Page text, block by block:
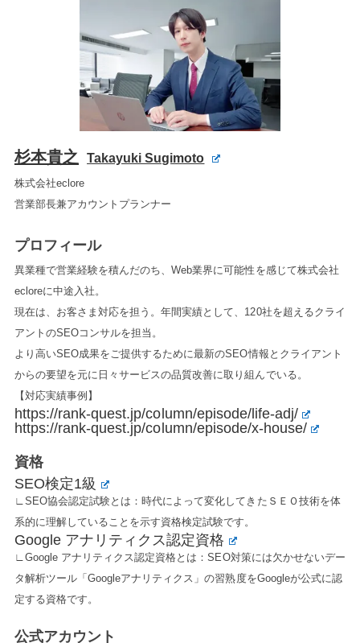
杉本貴之 Takayuki Sugimoto
株式会社eclore
営業部長兼アカウントプランナー
プロフィール
異業種で営業経験を積んだのち、Web業界に可能性を感じて株式会社
ecloreに中途入社。
現在は、お客さま対応を担う。年間実績として、120社を超えるクライ
アントのSEOコンサルを担当。
より高いSEO成果をご提供するために最新のSEO情報とクライアント
からの要望を元に日々サービスの品質改善に取り組んでいる。
【対応実績事例】
https://rank-quest.jp/column/episode/life-adj/
https://rank-quest.jp/column/episode/x-house/
資格
SEO検定1級
∟SEO協会認定試験とは：時代によって変化してきたＳＥＯ技術を体
系的に理解していることを示す資格検定試験です。
Google アナリティクス認定資格
∟Google アナリティクス認定資格とは：SEO対策には欠かせないデー
タ解析ツール「Googleアナリティクス」の習熟度をGoogleが公式に認
定する資格です。
公式アカウント